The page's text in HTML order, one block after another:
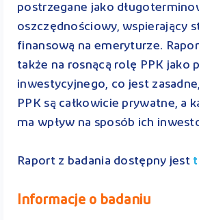
postrzegane jako
oszczędnościowy, wspierający
finansową na emeryturze.
także na rosnącą rolę PPK jako
inwestycyjnego, co jest
PPK są całkowicie prywatne, a
ma wpływ na sposób ich
Raport z badania dostępny jest
Informacje o badaniu